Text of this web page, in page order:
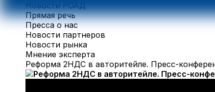
Новости РОАД
Прямая речь
Пресса о нас
Новости партнеров
Новости рынка
Мнение эксперта
Реформа 2НДС в авторитейле. Пресс-